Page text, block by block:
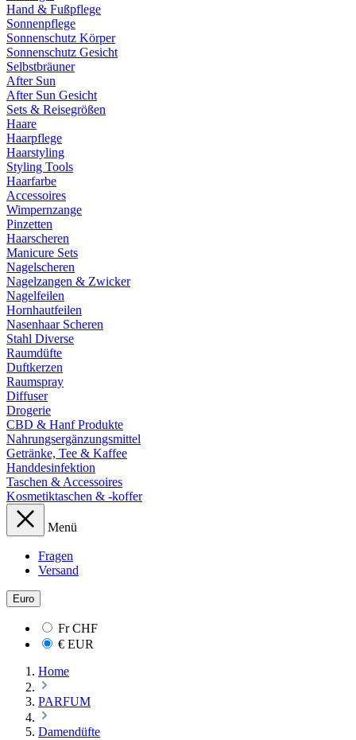
Hand & Fußpflege
Sonnenpflege
Sonnenschutz Körper
Sonnenschutz Gesicht
Selbstbräuner
After Sun
After Sun Gesicht
Sets & Reisegrößen
Haare
Haarpflege
Haarstyling
Styling Tools
Haarfarbe
Accessoires
Wimpernzange
Pinzetten
Haarscheren
Manicure Sets
Nagelscheren
Nagelzangen & Zwicker
Nagelfeilen
Hornhautfeilen
Nasenhaar Scheren
Stahl Diverse
Raumdüfte
Duftkerzen
Raumspray
Diffuser
Drogerie
CBD & Hanf Produkte
Nahrungsergänzungsmittel
Getränke, Tee & Kaffee
Handdesinfektion
Taschen & Accessoires
Kosmetiktaschen & -koffer
Menü
Fragen
Versand
Euro
FrCHF
€ EUR
Home
PARFUM
Damendüfte